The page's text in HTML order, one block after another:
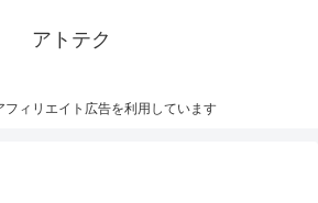
アトテク
フィリエイト広告を利用しています